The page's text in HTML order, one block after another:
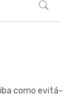
como evitá-